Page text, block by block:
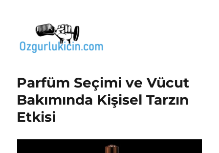
Parfüm Seçimi ve Vücut
Bakımında Kişisel Tarzın
Etkisi